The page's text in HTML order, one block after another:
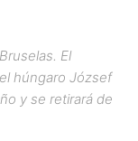
El
húngaro József
y se retirará de